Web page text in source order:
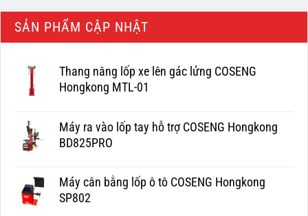
SẢN PHẨM CẬP NHẬT
Thang nâng lốp xe lên gác lửng COSENG
Hongkong MTL-01
Máy ra vào lốp tay hỗ trợ COSENG Hongkong
BD825PRO
Máy cân bằng lốp ô tô COSENG Hongkong
SP802